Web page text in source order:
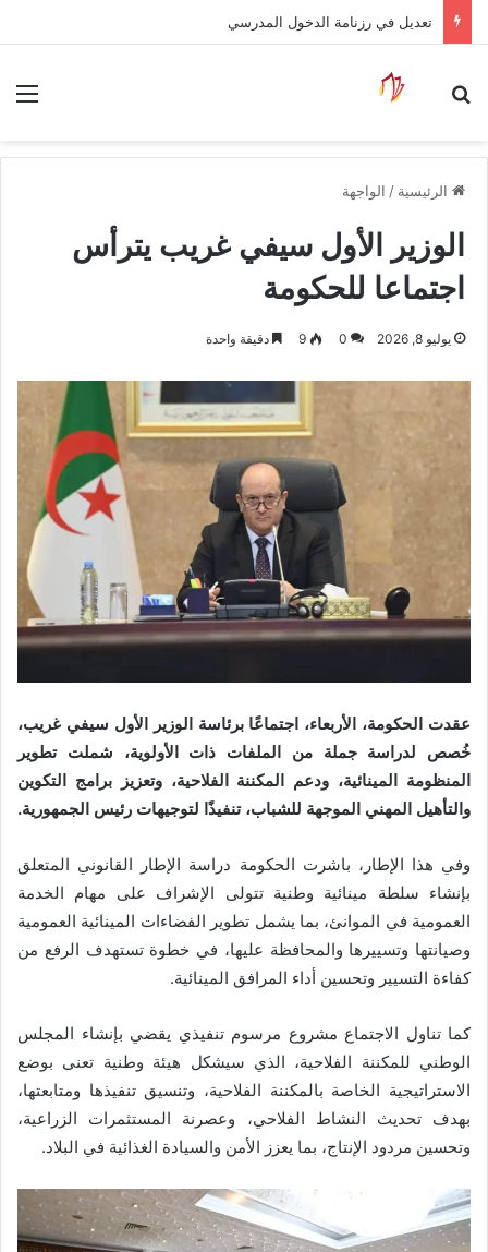
تعديل في رزنامة الدخول المدرسي
بحث عن
الرئيسية / الواجهة
الوزير الأول سيفي غريب يترأس
اجتماعا للحكومة
يوليو 8, 2026 0
9 دقيقة واحدة
عقدت الحكومة، الأربعاء، اجتماعًا برئاسة الوزير الأول سيفي غريب،
خُصص لدراسة جملة من الملفات ذات الأولوية، شملت تطوير
المنظومة المينائية، ودعم المكننة الفلاحية، وتعزيز برامج التكوين
والتأهيل المهني الموجهة للشباب، تنفيذًا لتوجيهات رئيس الجمهورية.
وفي هذا الإطار، باشرت الحكومة دراسة الإطار القانوني المتعلق
بإنشاء سلطة مينائية وطنية تتولى الإشراف على مهام الخدمة
العمومية في الموانئ، بما يشمل تطوير الفضاءات المينائية العمومية
وصيانتها وتسييرها والمحافظة عليها، في خطوة تستهدف الرفع من
كفاءة التسيير وتحسين أداء المرافق المينائية.
كما تناول الاجتماع مشروع مرسوم تنفيذي يقضي بإنشاء المجلس
الوطني للمكننة الفلاحية، الذي سيشكل هيئة وطنية تعنى بوضع
الاستراتيجية الخاصة بالمكننة الفلاحية، وتنسيق تنفيذها ومتابعتها،
بهدف تحديث النشاط الفلاحي، وعصرنة المستثمرات الزراعية،
وتحسين مردود الإنتاج، بما يعزز الأمن والسيادة الغذائية في البلاد.